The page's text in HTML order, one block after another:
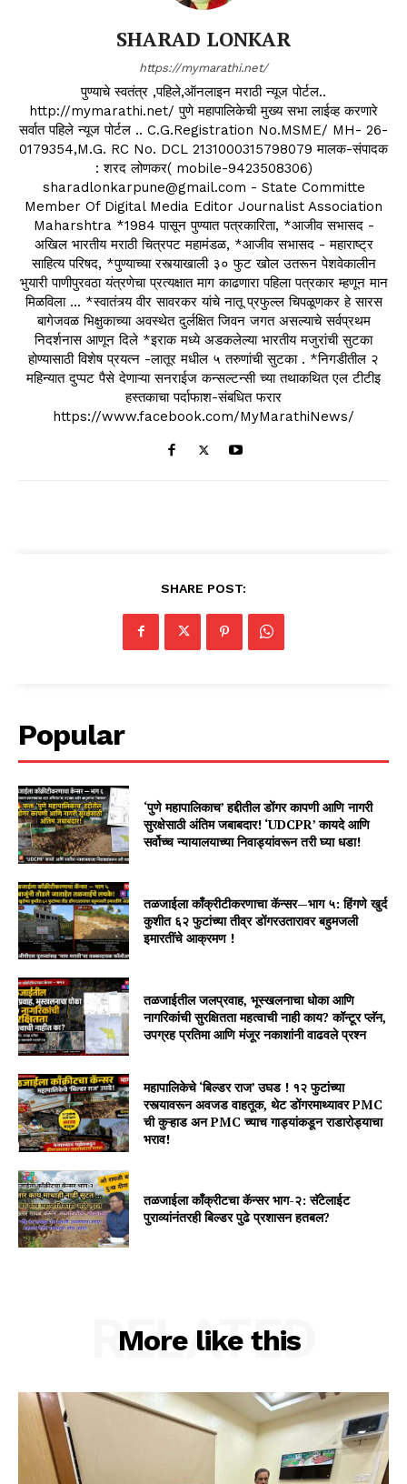
SHARAD LONKAR
https://mymarathi.net/
पुण्याचे स्वतंत्र ,पहिले,ऑनलाइन मराठी न्यूज पोर्टल..
http://mymarathi.net/ पुणे महापालिकेची मुख्य सभा लाईव्ह करणारे
सर्वात पहिले न्यूज पोर्टल .. C.G.Registration No.MSME/ MH- 26-
0179354,M.G. RC No. DCL 2131000315798079 मालक-संपादक
: शरद लोणकर( mobile-9423508306)
sharadlonkarpune@gmail.com - State Committe
Member Of Digital Media Editor Journalist Association
Maharshtra *1984 पासून पुण्यात पत्रकारिता, *आजीव सभासद -
अखिल भारतीय मराठी चित्रपट महामंडळ, *आजीव सभासद - महाराष्ट्र
साहित्य परिषद, *पुण्याच्या रस्त्याखाली ३० फुट खोल उतरून पेशवेकालीन
भुयारी पाणीपुरवठा यंत्रणेचा प्रत्यक्षात माग काढणारा पहिला पत्रकार म्हणून मान
मिळविला ... *स्वातंत्र्य वीर सावरकर यांचे नातू प्रफुल्ल चिपळूणकर हे सारस
बागेजवळ भिक्षुकाच्या अवस्थेत दुर्लक्षित जिवन जगत असल्याचे सर्वप्रथम
निदर्शनास आणून दिले *इराक मध्ये अडकलेल्या भारतीय मजुरांची सुटका
होण्यासाठी विशेष प्रयत्न -लातूर मधील ५ तरुणांची सुटका . *निगडीतील २
महिन्यात दुप्पट पैसे देणाऱ्या सनराईज कन्सल्टन्सी च्या तथाकथित एल टीटीइ
हस्तकाचा पर्दाफाश-संबधित फरार
https://www.facebook.com/MyMarathiNews/
SHARE POST:
Popular
‘पुणे महापालिकाच’ हद्दीतील डोंगर कापणी आणि नागरी
सुरक्षेसाठी अंतिम जबाबदार! ‘UDCPR’ कायदे आणि
सर्वोच्च न्यायालयाच्या निवाड्यांवरून तरी घ्या धडा!
तळजाईला काँक्रीटीकरणाचा कॅन्सर—भाग ५: हिंगणे खुर्द
कुशीत ६२ फुटांच्या तीव्र डोंगरउतारावर बहुमजली
इमारतींचे आक्रमण !
तळजाईतील जलप्रवाह, भूस्खलनाचा धोका आणि
नागरिकांची सुरक्षितता महत्वाची नाही काय? कॉन्टूर प्लॅन,
उपग्रह प्रतिमा आणि मंजूर नकाशांनी वाढवले प्रश्न
महापालिकेचे ‘बिल्डर राज’ उघड ! १२ फुटांच्या
रस्त्यावरून अवजड वाहतूक, थेट डोंगरमाथ्यावर PMC
ची कुऱ्हाड अन PMC च्याच गाड्यांकडून राडारोड्याचा
भराव!
तळजाईला कॉंक्रीटचा कॅन्सर भाग-२: सॅटेलाईट
पुराव्यांनंतरही बिल्डर पुढे प्रशासन हतबल?
More like this
RELATED